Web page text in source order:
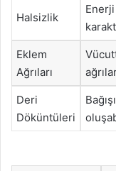
Halsizlik
Eklem
Ağrıları
Deri
Döküntüleri